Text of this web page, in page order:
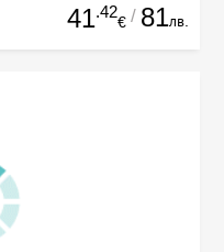
41.42
€ / 81лв.